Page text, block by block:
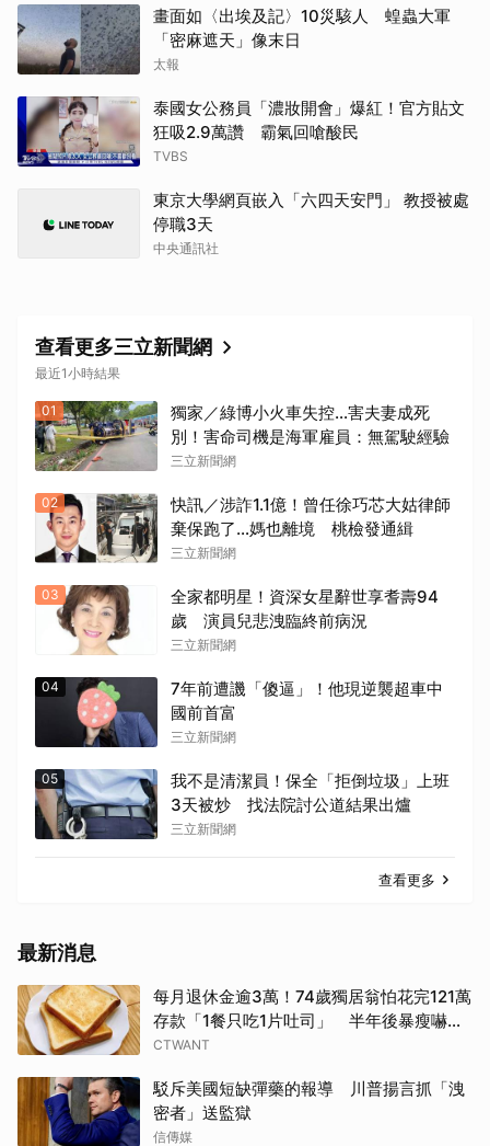
畫面如〈出埃及記〉10災駭人 蝗蟲大軍
「密麻遮天」像末日
太報
泰國女公務員「濃妝開會」爆紅！官方貼文
狂吸2.9萬讚 霸氣回嗆酸民
TVBS
東京大學網頁嵌入「六四天安門」 教授被處
停職3天
中央通訊社
查看更多三立新聞網
最近1小時結果
01
獨家／綠博小火車失控…害夫妻成死
別！害命司機是海軍雇員：無駕駛經驗
三立新聞網
02
快訊／涉詐1.1億！曾任徐巧芯大姑律師
棄保跑了…媽也離境 桃檢發通緝
三立新聞網
03
全家都明星！資深女星辭世享耆壽94
歲 演員兒悲洩臨終前病況
三立新聞網
04
7年前遭譏「傻逼」！他現逆襲超車中
國前首富
三立新聞網
05
我不是清潔員！保全「拒倒垃圾」上班
3天被炒 找法院討公道結果出爐
三立新聞網
查看更多
最新消息
每月退休金逾3萬！74歲獨居翁怕花完121萬
存款「1餐只吃1片吐司」 半年後暴瘦嚇壞
女兒
CTWANT
駁斥美國短缺彈藥的報導 川普揚言抓「洩
密者」送監獄
信傳媒